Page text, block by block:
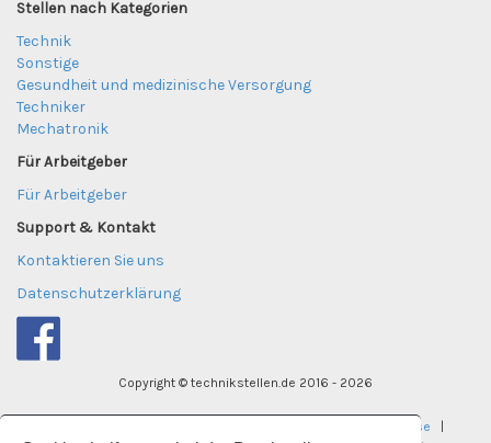
Stellen nach Kategorien
Technik
Sonstige
Gesundheit und medizinische Versorgung
Techniker
Mechatronik
Für Arbeitgeber
Für Arbeitgeber
Support & Kontakt
Kontaktieren Sie uns
Datenschutzerklärung
Copyright © technikstellen.de 2016 - 2026
undervisningsjobb.se |